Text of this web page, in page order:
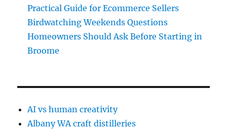
Practical Guide for Ecommerce Sellers
Birdwatching Weekends Questions
Homeowners Should Ask Before Starting in
Broome
AI vs human creativity
Albany WA craft distilleries